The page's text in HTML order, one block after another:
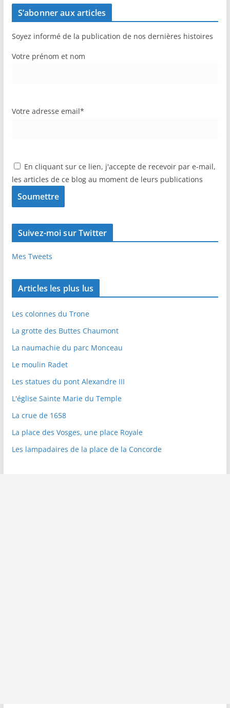
S’abonner aux articles
Soyez informé de la publication de nos dernières histoires
Votre prénom et nom
Votre adresse email*
En cliquant sur ce lien, j'accepte de recevoir par e-mail,
les articles de ce blog au moment de leurs publications
Suivez-moi sur Twitter
Mes Tweets
Articles les plus lus
Les colonnes du Trone
La grotte des Buttes Chaumont
La naumachie du parc Monceau
Le moulin Radet
Les statues du pont Alexandre III
L'église Sainte Marie du Temple
La crue de 1658
La place des Vosges, une place Royale
Les lampadaires de la place de la Concorde